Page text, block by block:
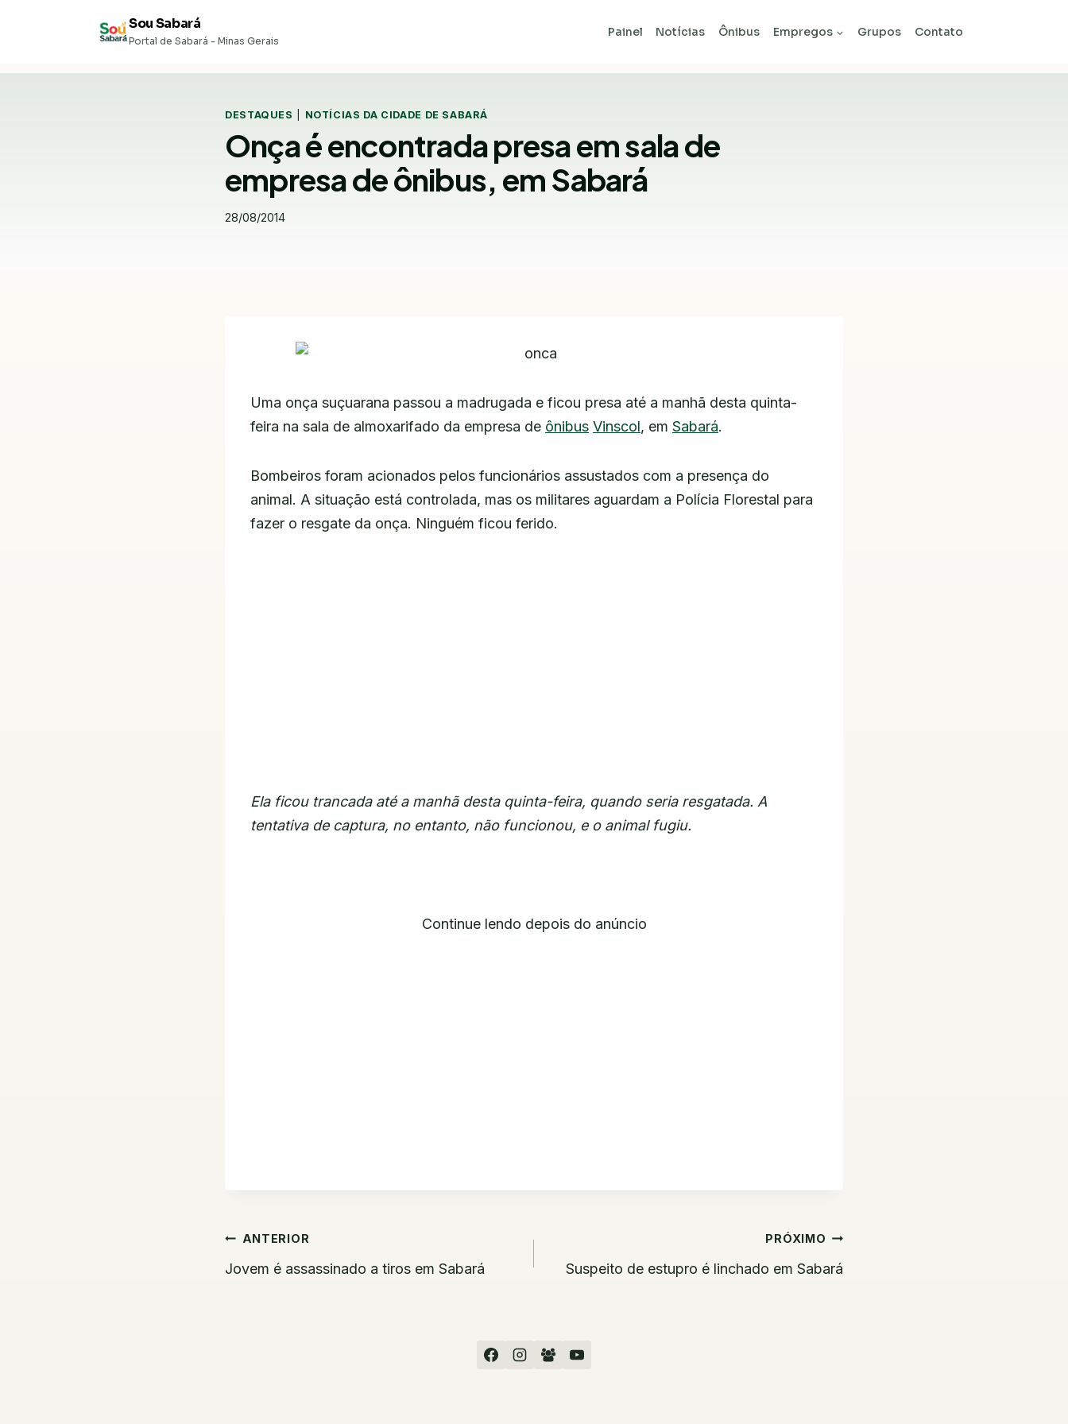
Sou Sabará
Portal de Sabará - Minas Gerais
Painel Notícias Ônibus Empregos Grupos Contato
DESTAQUES NOTÍCIAS DA CIDADE DE SABARÁ
Onça é encontrada presa em sala de
empresa de ônibus, em Sabará
28/08/2014
Uma onça suçuarana passou a madrugada e ficou presa até a manhã desta quinta-
feira na sala de almoxarifado da empresa de ônibus Vinscol, em Sabará.
Bombeiros foram acionados pelos funcionários assustados com a presença do
animal. A situação está controlada, mas os militares aguardam a Polícia Florestal para
fazer o resgate da onça. Ninguém ficou ferido.
Ela ficou trancada até a manhã desta quinta-feira, quando seria resgatada. A
tentativa de captura, no entanto, não funcionou, e o animal fugiu.
Continue lendo depois do anúncio
Navegação
de
ANTERIOR
Jovem é assassinado a tiros em Sabará
PRÓXIMO
Suspeito de estupro é linchado em Sabará